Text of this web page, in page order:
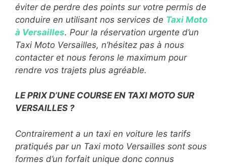
éviter de perdre des points sur votre permis de
conduire en utilisant nos services de Taxi Moto
à Versailles. Pour la réservation urgente d’un
Taxi Moto Versailles, n’hésitez pas à nous
contacter et nous ferons le maximum pour
rendre vos trajets plus agréable.
LE PRIX D’UNE COURSE EN TAXI MOTO SUR
VERSAILLES ?
Contrairement a un taxi en voiture les tarifs
pratiqués par un Taxi moto Versailles sont sous
formes d’un forfait unique donc connus